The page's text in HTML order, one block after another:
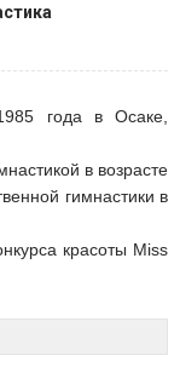
года в Осаке,
в ​​возрасте
гимнастики в
красоты Miss